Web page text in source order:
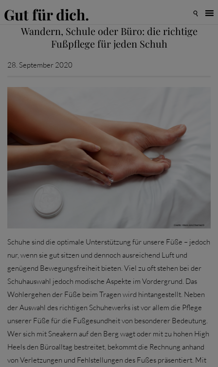
Gut für dich. 
Wandern, Schule oder Büro: die richtige
Fußpflege für jeden Schuh
28. September 2020
Schuhe sind die optimale Unterstützung für unsere Füße – jedoch
nur, wenn sie gut sitzen und dennoch ausreichend Luft und
genügend Bewegungsfreiheit bieten. Viel zu oft stehen bei der
Schuhauswahl jedoch modische Aspekte im Vordergrund. Das
Wohlergehen der Füße beim Tragen wird hintangestellt. Neben
der Auswahl des richtigen Schuhewerks ist vor allem die Pflege
unserer Füße für die Fußgesundheit von besonderer Bedeutung.
Wer sich mit Sneakern auf den Berg wagt oder mit zu hohen High
Heels den Büroalltag bestreitet, bekommt die Rechnung anhand
von Verletzungen und Fehlstellungen des Fußes präsentiert. Mit